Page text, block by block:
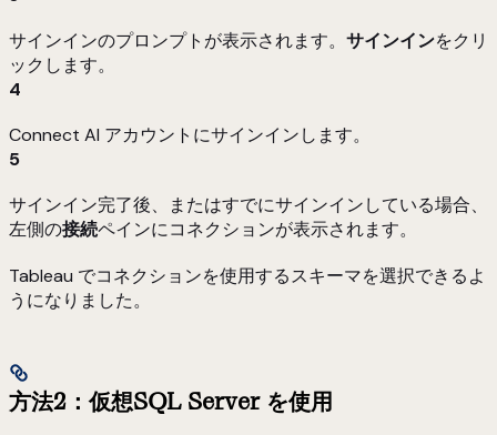
サインインのプロンプトが表示されます。 サインインをクリ
ックします。
4
Connect AI アカウントにサインインします。
5
サインイン完了後、またはすでにサインインしている場合、
左側の接続ペインにコネクションが表示されます。
Tableau でコネクションを使用するスキーマを選択できるよ
うになりました。
方法2：仮想SQL Server を使用